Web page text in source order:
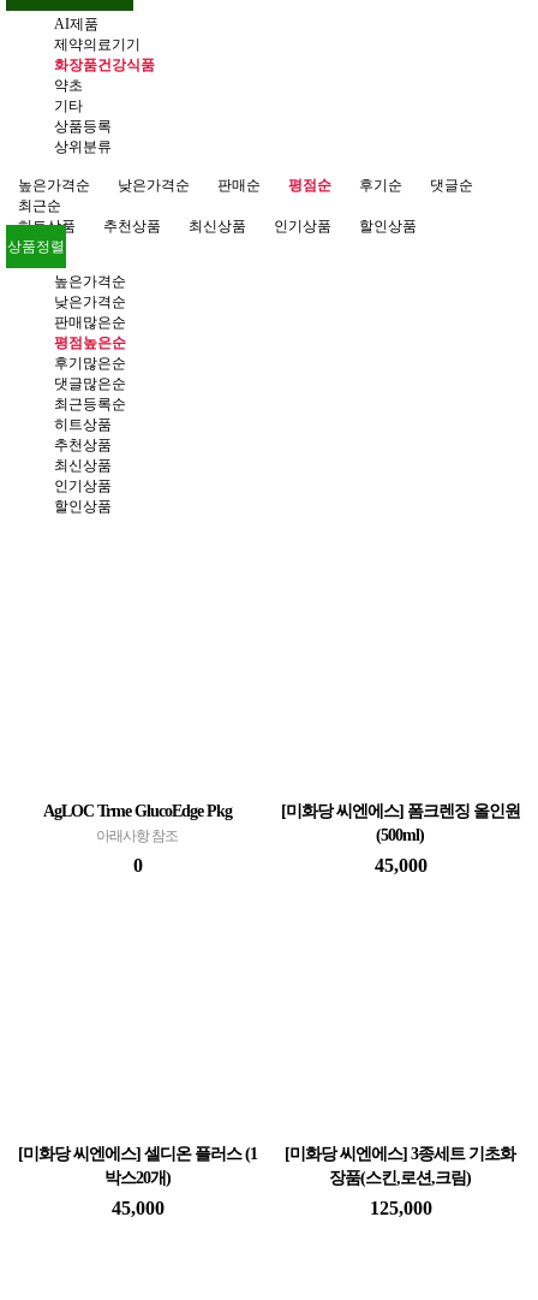
AI제품
제약의료기기
화장품건강식품
약초
기타
상품등록
상위분류
높은가격순 낮은가격순 판매순 평점순 후기순
댓글순
최근순
히트상품
추천상품 최신상품 인기상품
할인상품
상품정렬
높은가격순
낮은가격순
판매많은순
평점높은순
후기많은순
댓글많은순
최근등록순
히트상품
추천상품
최신상품
인기상품
할인상품
AgLOC Trme GlucoEdge Pkg
아래사항 참조
0
[미화당 씨엔에스] 폼크렌징 올인원
(500ml)
[미화당 씨엔에스] 폼크렌징 올인원 (500ml)
45,000
[미화당 씨엔에스] 셀디온 플러스 (1
박스20개)
[미화당 씨엔에스] 셀디온 플러스 (1박스20
45,000
[미화당 씨엔에스] 3종세트 기초화
장품(스킨,로션,크림)
[미화당 씨엔에스] 3종세트 기초화장품(스
125,000